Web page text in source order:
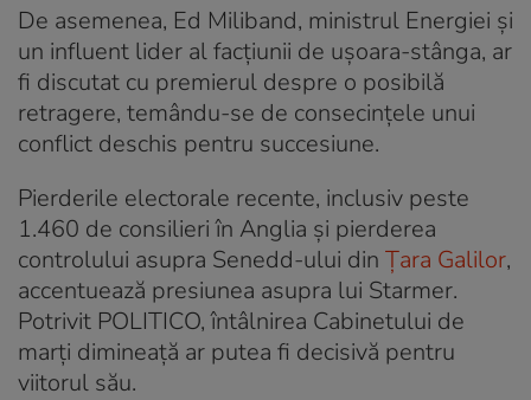
De asemenea, Ed Miliband, ministrul Energiei și
un influent lider al facțiunii de ușoara-stânga, ar
fi discutat cu premierul despre o posibilă
retragere, temându-se de consecințele unui
conflict deschis pentru succesiune.
Pierderile electorale recente, inclusiv peste
1.460 de consilieri în Anglia și pierderea
controlului asupra Senedd-ului din Țara Galilor,
accentuează presiunea asupra lui Starmer.
Potrivit POLITICO, întâlnirea Cabinetului de
marți dimineață ar putea fi decisivă pentru
viitorul său.